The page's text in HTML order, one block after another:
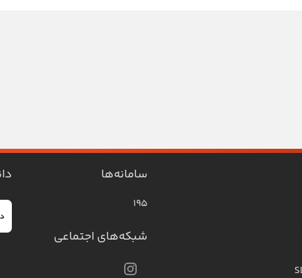
سامانه‌ها
۱۹۵
شبکه‌های اجتماعی